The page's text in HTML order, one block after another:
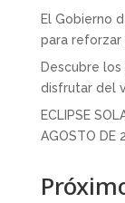
El Gobierno
para reforzar
Descubre
disfrutar del
ECLIPSE
AGOSTO DE